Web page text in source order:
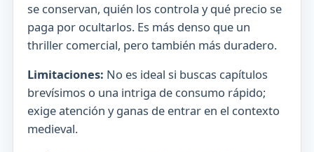
se conservan, quién los controla y qué precio se
paga por ocultarlos. Es más denso que un
thriller comercial, pero también más duradero.
Limitaciones: No es ideal si buscas capítulos
brevísimos o una intriga de consumo rápido;
exige atención y ganas de entrar en el contexto
medieval.